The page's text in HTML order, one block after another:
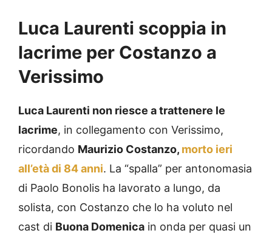
Luca Laurenti scoppia in
lacrime per Costanzo a
Verissimo
Luca Laurenti non riesce a trattenere le
lacrime, in collegamento con Verissimo,
ricordando Maurizio Costanzo, morto ieri
all’età di 84 anni. La “spalla” per antonomasia
di Paolo Bonolis ha lavorato a lungo, da
solista, con Costanzo che lo ha voluto nel
cast di Buona Domenica in onda per quasi un